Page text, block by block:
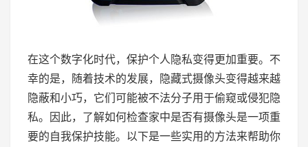
在这个数字化时代，保护个人隐私变得更加重要。不
幸的是，随着技术的发展，隐藏式摄像头变得越来越
隐蔽和小巧，它们可能被不法分子用于偷窥或侵犯隐
私。因此，了解如何检查家中是否有摄像头是一项重
要的自我保护技能。以下是一些实用的方法来帮助你